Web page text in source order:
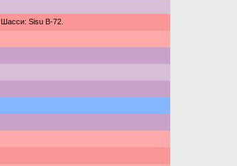
Шасси: Sisu B-72.